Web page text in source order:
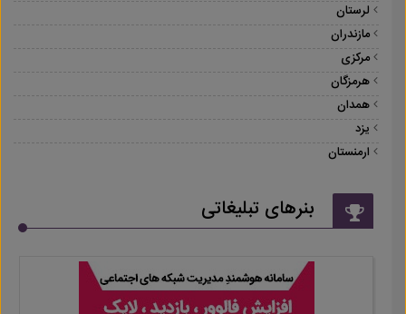
لرستان
مازندران
مرکزی
هرمزگان
همدان
یزد
ارمنستان
بنرهای تبلیغاتی